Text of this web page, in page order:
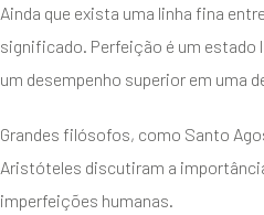
Ainda que exista uma linha fina
significado. Perfeição é um estado
um desempenho superior em uma
Grandes filósofos, como Santo
Aristóteles discutiram a
imperfeições humanas.